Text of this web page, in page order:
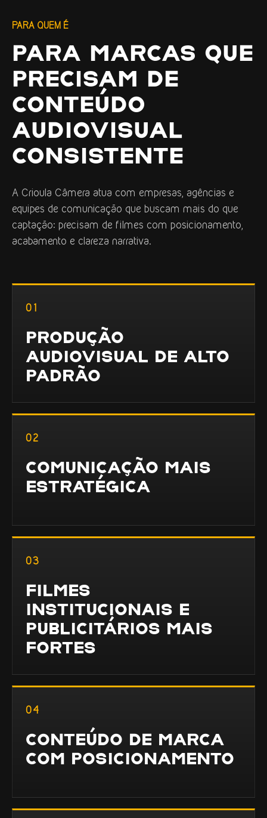
PARA QUEM É
PARA MARCAS QUE
PRECISAM DE
CONTEÚDO
AUDIOVISUAL
CONSISTENTE
A Crioula Câmera atua com empresas, agências e
equipes de comunicação que buscam mais do que
captação: precisam de filmes com posicionamento,
acabamento e clareza narrativa.
01
PRODUÇÃO
AUDIOVISUAL DE ALTO
PADRÃO
02
COMUNICAÇÃO MAIS
ESTRATÉGICA
03
FILMES
INSTITUCIONAIS E
PUBLICITÁRIOS MAIS
FORTES
04
CONTEÚDO DE MARCA
COM POSICIONAMENTO